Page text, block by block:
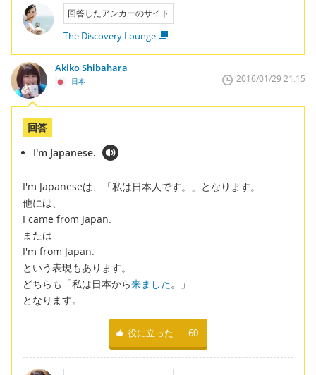
回答したアンカーのサイト
The Discovery Lounge
Akiko Shibahara
日本 2016/01/29 21:15
回答
I'm Japanese.
I'm Japaneseは、「私は日本人です。」となります。
他には、
I came from Japan.
または
I'm from Japan.
という表現もあります。
どちらも「私は日本から来ました。」
となります。
役に立った 60